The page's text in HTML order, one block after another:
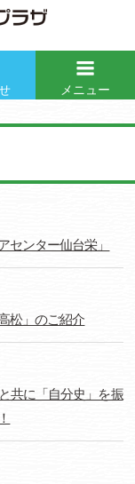
メニュー
センター仙台栄」
松」のご紹介
共に「自分史」を振